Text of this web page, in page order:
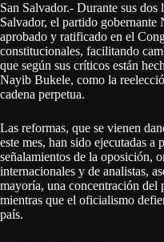
San Salvador.- Durante sus dos
Salvador, el partido gobernante
aprobado y ratificado en el
constitucionales, facilitando
que según sus críticos están
Nayib Bukele, como la
cadena perpetua.
Las reformas, que se vienen
este mes, han sido ejecutadas a
señalamientos de la oposición,
internacionales y de analistas,
mayoría, una concentración del
mientras que el oficialismo
país.